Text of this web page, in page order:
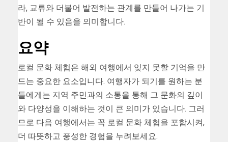
라, 교류와 더불어 발전하는 관계를 만들어 나가는 기
반이 될 수 있음을 의미합니다.
요약
로컬 문화 체험은 해외 여행에서 잊지 못할 기억을 만
드는 중요한 요소입니다. 여행자가 되기를 원하는 분
들에게는 지역 주민과의 소통을 통해 그 문화의 깊이
와 다양성을 이해하는 것이 큰 의미가 있습니다. 그러
므로 다음 여행에서는 꼭 로컬 문화 체험을 포함시켜,
더 따뜻하고 풍성한 경험을 누려보세요.